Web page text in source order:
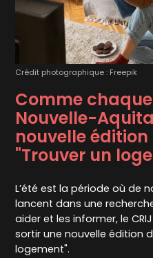
Crédit photographique : Freepik
Comme
Nouvelle-
nouvelle
"Trouver un
L’été est la période où de
lancent dans une
aider et les informer, le
sortir une nouvelle édition
logement".